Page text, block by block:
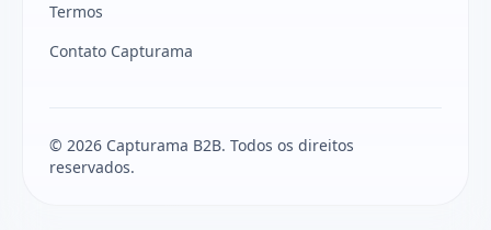
Termos
Contato Capturama
© 2026 Capturama B2B. Todos os direitos
reservados.